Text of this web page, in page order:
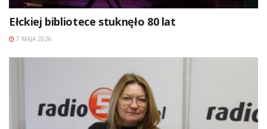
Ełckiej bibliotece stuknęło 80 lat
7 MAJA 2026